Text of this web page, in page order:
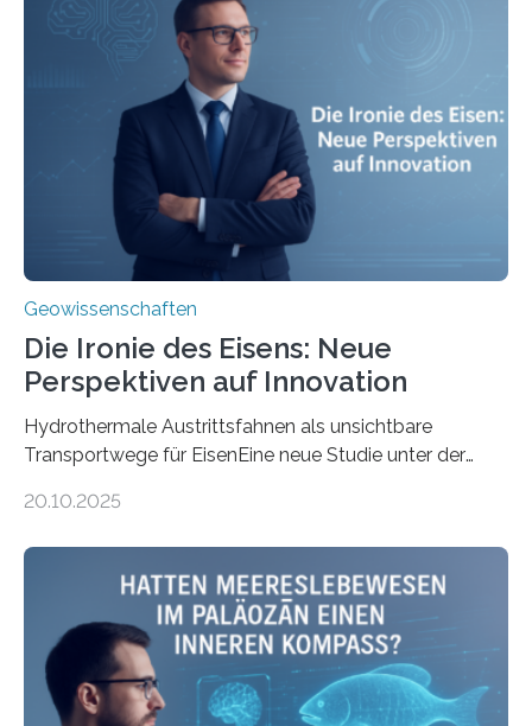
Geowissenschaften
Die Ironie des Eisens: Neue
Perspektiven auf Innovation
Hydrothermale Austrittsfahnen als unsichtbare
Transportwege für EisenEine neue Studie unter der
Umweltwissenschaften der Universität Bremen –
Stoffkreislauf im Ozean prägen. Die Überblicksstudie
mit dem Titel „Iron’s Irony“ ist in Communications Earth
& Environment erschienen. Die Studie fasst bestehende
Forschungsergebnisse zusammen und interpretiert sie
neu, um zu erklären, wie Eisen, das aus hydrothermalen
20.10.2025